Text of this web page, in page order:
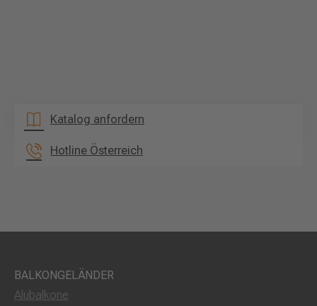
Katalog anfordern
Hotline Österreich
BALKONGELÄNDER
Alubalkone